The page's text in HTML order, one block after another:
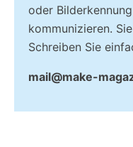
oder
kommunizieren.
Schreiben Sie
mail@make-